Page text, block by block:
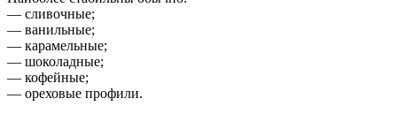
— сливочные;
— ванильные;
— карамельные;
— шоколадные;
— кофейные;
— ореховые профили.